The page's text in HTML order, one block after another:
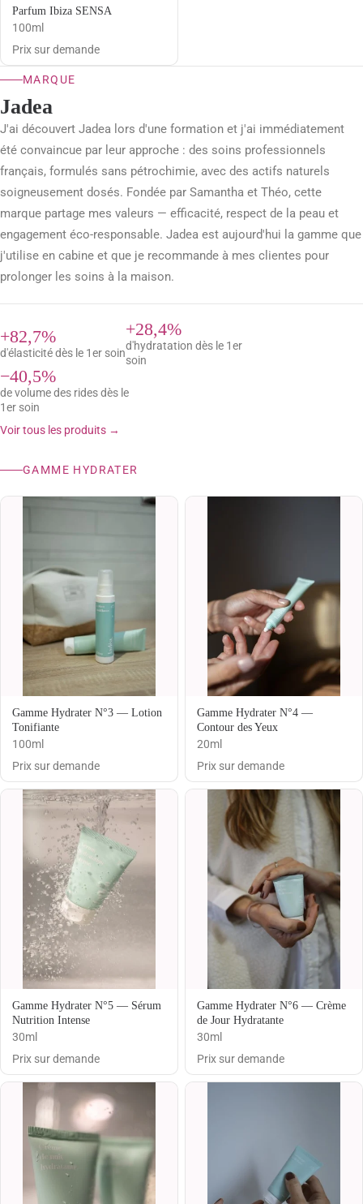
Parfum Ibiza SENSA
100ml
Prix sur demande
MARQUE
Jadea
J'ai découvert Jadea lors d'une formation et j'ai immédiatement
été convaincue par leur approche : des soins professionnels
français, formulés sans pétrochimie, avec des actifs naturels
soigneusement dosés. Fondée par Samantha et Théo, cette
marque partage mes valeurs — efficacité, respect de la peau et
engagement éco-responsable. Jadea est aujourd'hui la gamme que
j'utilise en cabine et que je recommande à mes clientes pour
prolonger les soins à la maison.
+82,7%
d'élasticité dès le 1er soin
+28,4%
d'hydratation dès le 1er
soin
−40,5%
de volume des rides dès le
1er soin
Voir tous les produits →
GAMME HYDRATER
Gamme Hydrater N°3 — Lotion
Tonifiante
100ml
Prix sur demande
Gamme Hydrater N°4 —
Contour des Yeux
20ml
Prix sur demande
Gamme Hydrater N°5 — Sérum
Nutrition Intense
30ml
Prix sur demande
Gamme Hydrater N°6 — Crème
de Jour Hydratante
30ml
Prix sur demande